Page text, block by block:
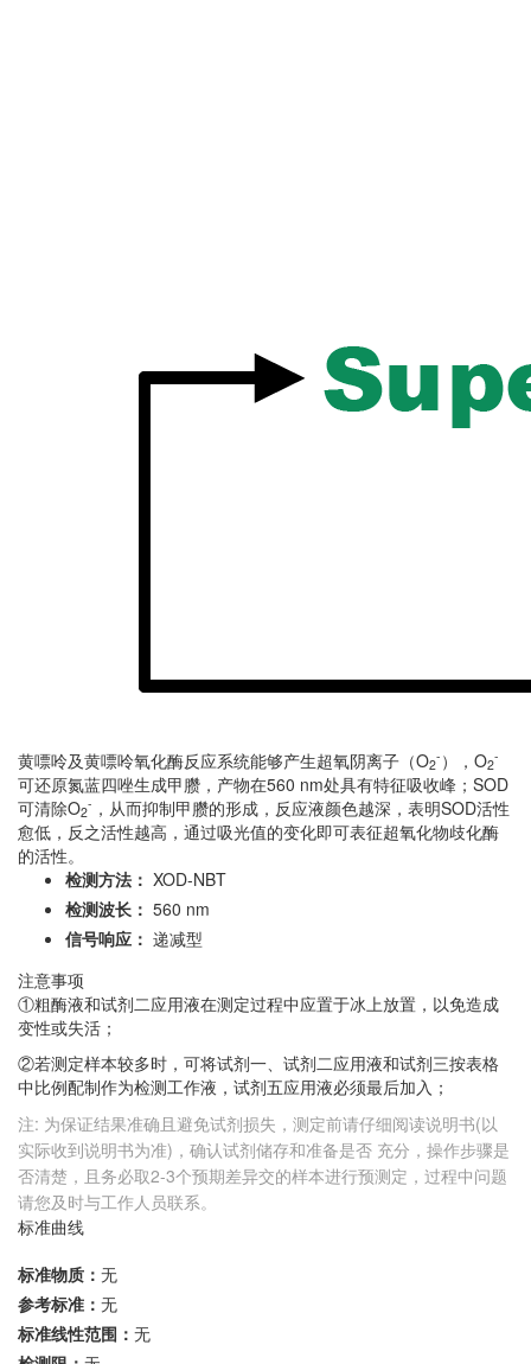
黄嘌呤及黄嘌呤氧化酶反应系统能够产生超氧阴离子（O2
- ），O2
-
可还原氮蓝四唑生成甲臜，产物在560 nm处具有特征吸收峰；SOD
可清除O2
- ，从而抑制甲臜的形成，反应液颜色越深，表明SOD活性
愈低，反之活性越高，通过吸光值的变化即可表征超氧化物歧化酶
的活性。
检测方法： XOD-NBT
检测波长： 560 nm
信号响应： 递减型
注意事项
①粗酶液和试剂二应用液在测定过程中应置于冰上放置，以免造成
变性或失活；
②若测定样本较多时，可将试剂一、试剂二应用液和试剂三按表格
中比例配制作为检测工作液，试剂五应用液必须最后加入；
注: 为保证结果准确且避免试剂损失，测定前请仔细阅读说明书(以
实际收到说明书为准)，确认试剂储存和准备是否 充分，操作步骤是
否清楚，且务必取2-3个预期差异交的样本进行预测定，过程中问题
请您及时与工作人员联系。
标准曲线
标准物质： 无
参考标准： 无
标准线性范围： 无